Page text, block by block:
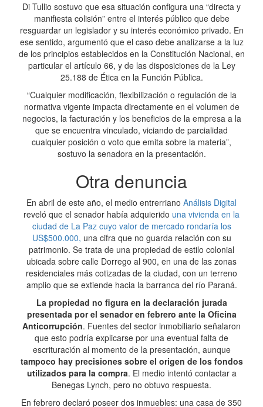
Di Tullio sostuvo que esa situación configura una “directa y
manifiesta colisión” entre el interés público que debe
resguardar un legislador y su interés económico privado. En
ese sentido, argumentó que el caso debe analizarse a la luz
de los principios establecidos en la Constitución Nacional, en
particular el artículo 66, y de las disposiciones de la Ley
25.188 de Ética en la Función Pública.
“Cualquier modificación, flexibilización o regulación de la
normativa vigente impacta directamente en el volumen de
negocios, la facturación y los beneficios de la empresa a la
que se encuentra vinculado, viciando de parcialidad
cualquier posición o voto que emita sobre la materia”,
sostuvo la senadora en la presentación.
Otra denuncia
En abril de este año, el medio entrerriano Análisis Digital
reveló que el senador había adquierido una vivienda en la
ciudad de La Paz cuyo valor de mercado rondaría los
US$500.000, una cifra que no guarda relación con su
patrimonio. Se trata de una propiedad de estilo colonial
ubicada sobre calle Dorrego al 900, en una de las zonas
residenciales más cotizadas de la ciudad, con un terreno
amplio que se extiende hacia la barranca del río Paraná.
La propiedad no figura en la declaración jurada
presentada por el senador en febrero ante la Oficina
Anticorrupción. Fuentes del sector inmobiliario señalaron
que esto podría explicarse por una eventual falta de
escrituración al momento de la presentación, aunque
tampoco hay precisiones sobre el origen de los fondos
utilizados para la compra. El medio intentó contactar a
Benegas Lynch, pero no obtuvo respuesta.
En febrero declaró poseer dos inmuebles: una casa de 350